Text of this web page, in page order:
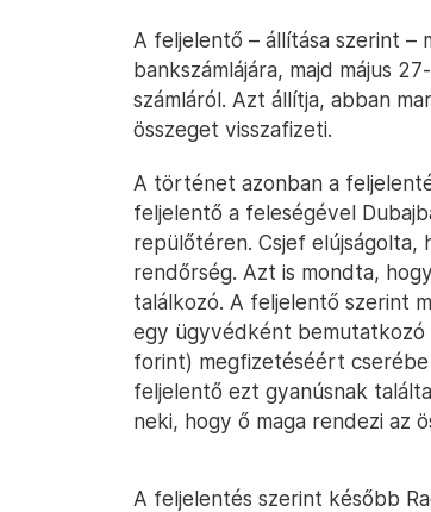
A feljelentő – állítása szerint –
bankszámlájára, majd május
számláról. Azt állítja, abban
összeget visszafizeti.
A történet azonban a
feljelentő a feleségével
repülőtéren. Csjef
rendőrség. Azt is mondta,
találkozó. A feljelentő szerint
egy ügyvédként bemutatkozó
forint) megfizetéséért cserébe
feljelentő ezt gyanúsnak
neki, hogy ő maga rendezi az
A feljelentés szerint később